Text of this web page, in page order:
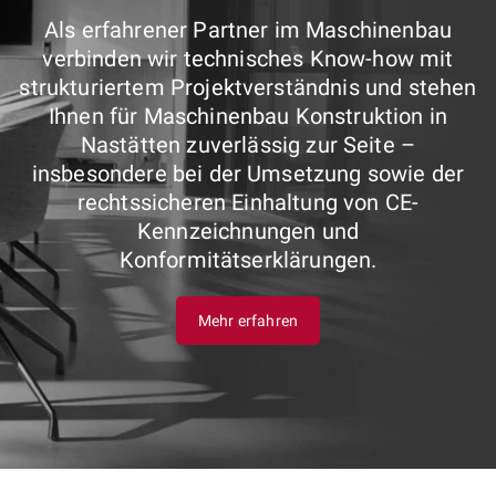
Als erfahrener Partner im Maschinenbau
verbinden wir technisches Know-how mit
strukturiertem Projektverständnis und stehen
Ihnen für Maschinenbau Konstruktion in
Nastätten zuverlässig zur Seite –
insbesondere bei der Umsetzung sowie der
rechtssicheren Einhaltung von CE-
Kennzeichnungen und
Konformitätserklärungen.
Mehr erfahren